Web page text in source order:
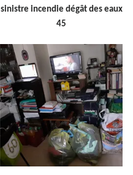
sinistre incendie dégât des eaux
45